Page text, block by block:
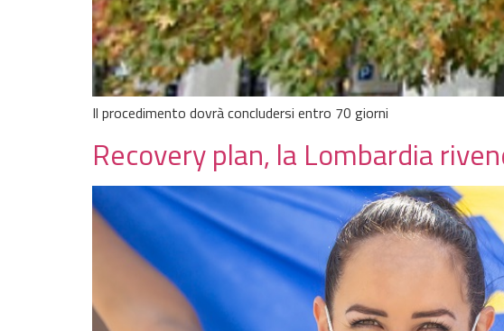
Il procedimento dovrà concludersi entro 70 giorni
Recovery plan, la Lombardia